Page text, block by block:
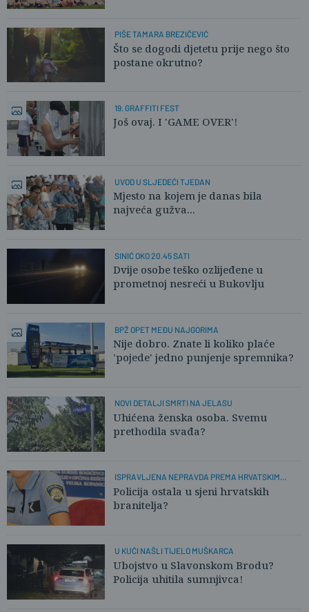
PIŠE TAMARA BREZIČEVIĆ
Što se dogodi djetetu prije nego što
postane okrutno?
19. GRAFFITI FEST
Još ovaj. I 'GAME OVER'!
UVOD U SLJEDEĆI TJEDAN
Mjesto na kojem je danas bila
najveća gužva...
SINIĆ OKO 20.45 SATI
Dvije osobe teško ozlijeđene u
prometnoj nesreći u Bukovlju
BPŽ OPET MEĐU NAJGORIMA
Nije dobro. Znate li koliko plaće
'pojede' jedno punjenje spremnika?
NOVI DETALJI SMRTI NA JELASU
Uhićena ženska osoba. Svemu
prethodila svađa?
ISPRAVLJENA NEPRAVDA PREMA HRVATSKIM
POLICAJCIMA
Policija ostala u sjeni hrvatskih
branitelja?
U KUĆI NAŠLI TIJELO MUŠKARCA
Ubojstvo u Slavonskom Brodu?
Policija uhitila sumnjivca!